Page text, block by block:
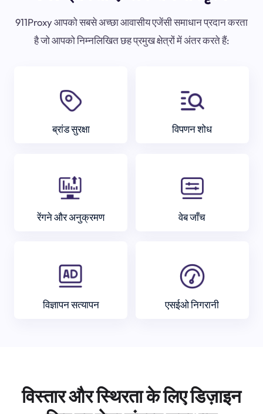
911Proxy आपको सबसे अच्छा आवासीय एजेंसी समाधान प्रदान करता
है जो आपको निम्नलिखित छह प्रमुख क्षेत्रों में अंतर करते हैं:
ब्रांड सुरक्षा विपणन शोध
रेंगने और अनुक्रमण वेब जाँच
विज्ञापन सत्यापन एसईओ निगरानी
विस्तार और स्थिरता के लिए डिज़ाइन